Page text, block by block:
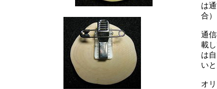
は
合）
通
載
は
い
オ